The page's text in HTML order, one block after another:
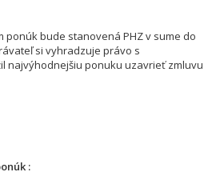
ponúk bude stanovená PHZ v sume do
si vyhradzuje právo s
najvýhodnejšiu ponuku uzavrieť zmluvu